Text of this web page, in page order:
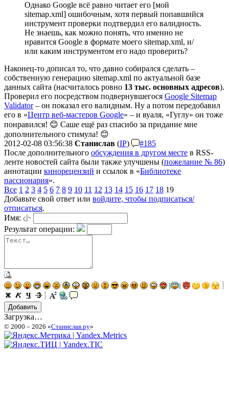
Однако Google всё равно читает его [мой
sitemap.xml] ошибочным, хотя первый попавшийся
инструмент проверки подтвердил его валидность.
Не знаешь, как можно понять, что именно не
нравится Google в формате моего sitemap.xml, и/
или каким инструментом его надо проверить?
Наконец-то дописал то, что давно собирался сделать –
собственную генерацию sitemap.xml по актуальной базе
данных сайта (насчиталось ровно 13 тыс. основных адресов).
Проверил его посредством подвернувшегося Google Sitemap
Validator– он показал его валидным. Ну а потом передобавил
его в «Центр веб-мастеров Google» – и вуаля, «Гуглу» он тоже
понравился! 😊 Саше ещё раз спасибо за придание мне
дополнительного стимула! 😊
2012-02-08 03:56:38 Станислав (IP)
#185
После дополнительного обсуждения в другом месте в RSS-
ленте новостей сайта были также улучшены (пожелание № 86)
аннотации кинорецензий и ссылок в «Библиотеке
пассионария».
Все 1 2 3 4 5 6 7 8 9 10 11 12 13 14 15 16 17 18 19
Добавьте свой ответ или войдите, чтобы подписаться/
отписаться.
Имя:
Результат операции:
Загрузка…
© 2000 – 2026 «Станислав.ру»